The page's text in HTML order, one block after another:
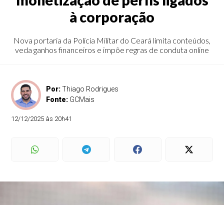
à corporação
Nova portaria da Polícia Militar do Ceará limita conteúdos,
veda ganhos financeiros e impõe regras de conduta online
Por:Thiago Rodrigues
Fonte: GCMais
12/12/2025 às 20h41